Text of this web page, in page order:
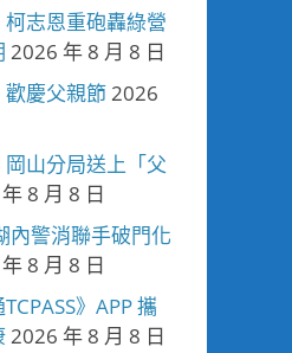
志恩重砲轟綠營
2026 年 8 月 8 日
慶父親節2026
山分局送上「父
8 月 8 日
內警消聯手破門化
8 月 8 日
》APP 攜
2026 年 8 月 8 日